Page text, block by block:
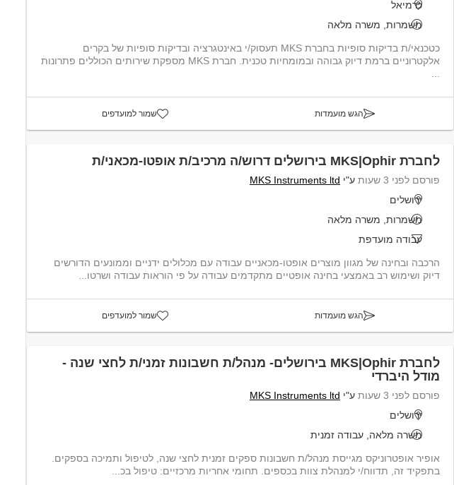
כרמיאל
משמרות, משרה מלאה
כטכנאי/ת בדיקות סופיות בחברת MKS תעסוק/י באינטגרציה ובדיקות סופיות של בקרים
אלקטרוניים ברמת דיוק גבוהה ובמומחיות טכנית. חברת MKS מספקת שירותים הכוללים פתרונות
הגש מועמדות שמור למועדפים
לחברת MKS|Ophir בירושלים דרוש/ה מרכיב/ת אופטו-מכאני/ת
פורסם לפני 3 שעות ע"י MKS Instruments ltd
ירושלים
משמרות, משרה מלאה
עבודה מועדפת
הרכבה ובחינה של מגוון מוצרים אופטו-מכאניים עבודה עם מכלולים ידניים וממונעים הדורשים
דיוק ושימוש רב באמצעי בחינה אופטיים מתקדמים עבודה על פי הוראות עבודה ושרטו...
הגש מועמדות שמור למועדפים
לחברת MKS|Ophir בירושלים- מנהל/ת חשבונות זמני/ת לחצי שנה -
מודל היברדי
פורסם לפני 3 שעות ע"י MKS Instruments ltd
ירושלים
משרה מלאה, עבודה זמנית
אופיר אופטרוניקס מגייסת מנהל/ת חשבונות ספקים זמנית לחצי שנה, לטיפול ותמיכה בספקים.
בתפקיד זה, תדווח/י למנהלת צוות בכספים. תחומי אחריות מרכזיים: טיפול בכ...